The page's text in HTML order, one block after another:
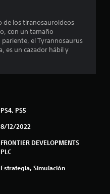
n
u
t
de los tiranosauroideos
con un tamaño
el Tyrannosaurus
es un cazador hábil y
PS4, PS5
8/12/2022
FRONTIER DEVELOPMENTS
PLC
Estrategia, Simulación